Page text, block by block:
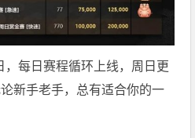
，每日赛程循环上线，周日更
新手老手，总有适合你的一